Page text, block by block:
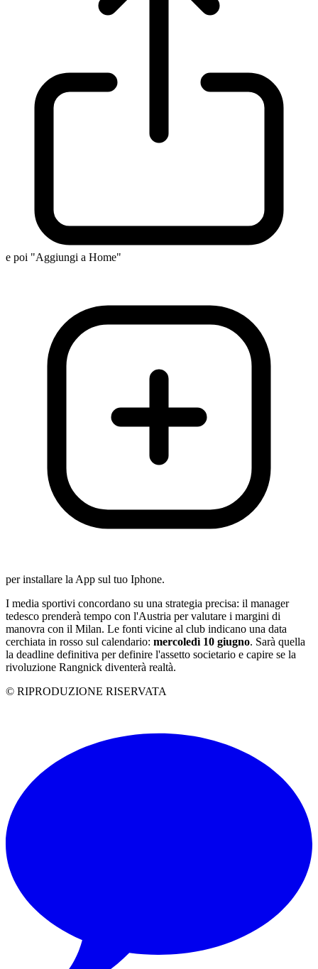
e poi "Aggiungi a Home"
per installare la App sul tuo Iphone.
I media sportivi concordano su una strategia precisa: il manager
tedesco prenderà tempo con l'Austria per valutare i margini di
manovra con il Milan. Le fonti vicine al club indicano una data
cerchiata in rosso sul calendario: mercoledì 10 giugno. Sarà quella
la deadline definitiva per definire l'assetto societario e capire se la
rivoluzione Rangnick diventerà realtà.
© RIPRODUZIONE RISERVATA